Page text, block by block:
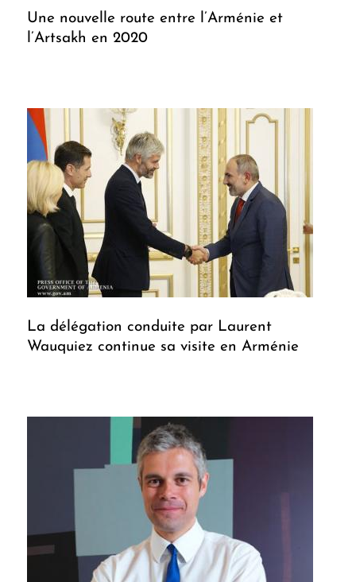
Une nouvelle route entre l’Arménie et
l’Artsakh en 2020
La délégation conduite par Laurent
Wauquiez continue sa visite en Arménie